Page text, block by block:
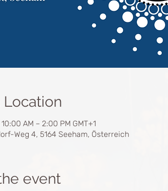
AM – 2:00 PM GMT+1
Weg 4, 5164 Seeham, Österreich
event